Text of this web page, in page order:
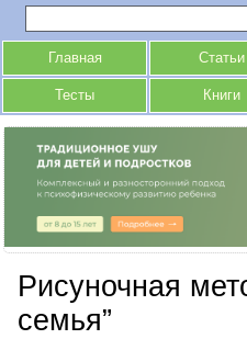
Главная Статьи
Тесты Книги
Рисуночная
семья”